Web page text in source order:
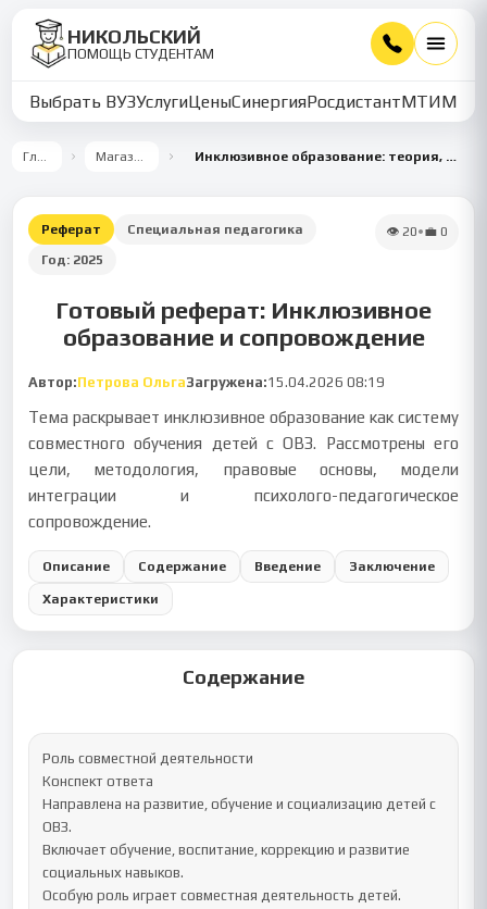
НИКОЛЬСКИЙ
ПОМОЩЬ СТУДЕНТАМ
Выбрать ВУЗУслугиЦеныСинергияРосдистантМТИММУ
Главная Магазин работ Инклюзивное образование: теория, право и сопровождение
Реферат
Специальная педагогика
Год: 2025
👁 20•💼 0
Готовый реферат: Инклюзивное
образование и сопровождение
Автор:Петрова ОльгаЗагружена:15.04.2026 08:19
Тема раскрывает инклюзивное образование как систему
совместного обучения детей с ОВЗ. Рассмотрены его
цели, методология, правовые основы, модели
интеграции и психолого-педагогическое
сопровождение.
Описание Содержание Введение Заключение
Характеристики
Содержание
Роль совместной деятельности
Конспект ответа
Направлена на развитие, обучение и социализацию детей с
ОВЗ.
Включает обучение, воспитание, коррекцию и развитие
социальных навыков.
Особую роль играет совместная деятельность детей.